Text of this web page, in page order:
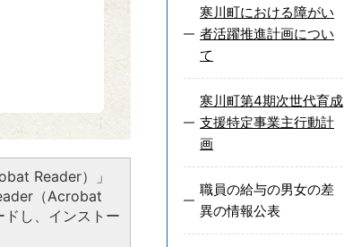
Reader）」
（Acrobat
し、インストー
寒川町における障がい
者活躍推進計画につい
て
寒川町第4期次世代育成
支援特定事業主行動計
画
職員の給与の男女の差
異の情報公表